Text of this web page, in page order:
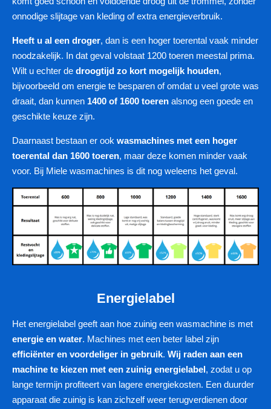
onnodige slijtage van kleding of extra energieverbruik.
Heeft u al een droger, dan is een hoger toerental vaak minder
noodzakelijk. In dat geval volstaat 1200 toeren meestal prima.
Wilt u echter de droogtijd zo kort mogelijk houden,
bijvoorbeeld om energie te besparen of omdat u veel grote was
draait, dan kunnen 1400 of 1600 toeren alsnog een goede en
geschikte keuze zijn.
Daarnaast bestaan er ook wasmachines met een hoger
toerental dan 1600 toeren, maar deze komen minder vaak
voor. Bij Miele wasmachines is dit nog weleens het geval.
Energielabel
Het energielabel geeft aan hoe zuinig een wasmachine is met
energie en water. Machines met een beter label zijn
efficiënter en voordeliger in gebruik. Wij raden aan een
machine te kiezen met een zuinig energielabel, zodat u op
lange termijn profiteert van lagere energiekosten. Een duurder
apparaat die zuinig is kan zichzelf weer terugverdienen door